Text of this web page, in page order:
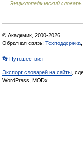
Энциклопедический
© Академик, 2000-2026
Обратная связь: Техподдержка
👣 Путешествия
Экспорт словарей на сайты ,
WordPress, MODx.